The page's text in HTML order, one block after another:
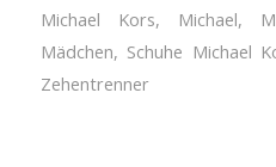
Michael Kors, Michael,
Mädchen, Schuhe Michael
Zehentrenner